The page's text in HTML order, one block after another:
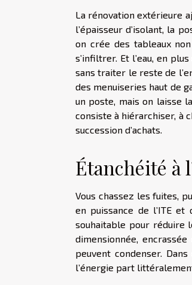
La rénovation extérieure
l’épaisseur d’isolant, la
on crée des tableaux
s’infiltrer. Et l’eau, en
sans traiter le reste de
des menuiseries haut de
un poste, mais on laisse
consiste à hiérarchiser, à
succession d’achats.
Étanchéité à
Vous chassez les fuites,
en puissance de l’ITE et
souhaitable pour réduire
dimensionnée,
peuvent condenser.
l’énergie part